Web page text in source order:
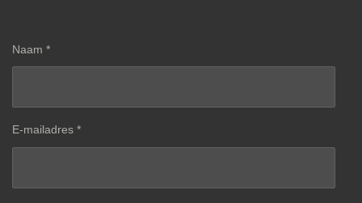
Naam *
E-mailadres *